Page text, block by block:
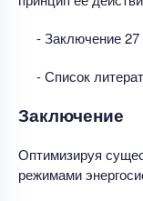
- Заключение 27
- Список
Заключение
Оптимизируя
режимами